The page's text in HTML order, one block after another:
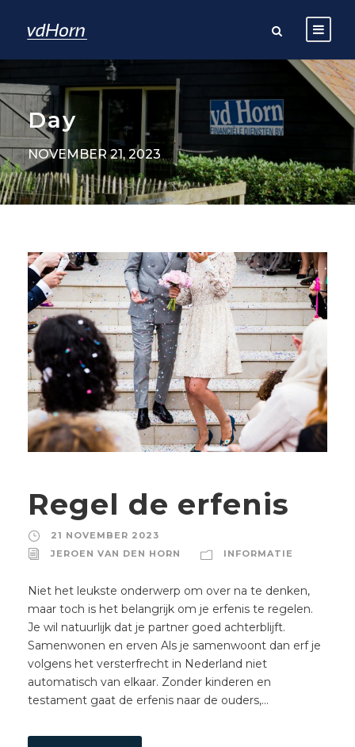
Day
NOVEMBER 21, 2023
Regel de erfenis
21 NOVEMBER 2023
JEROEN VAN DEN HORN
INFORMATIE
Niet het leukste onderwerp om over na te denken,
maar toch is het belangrijk om je erfenis te regelen.
Je wil natuurlijk dat je partner goed achterblijft.
Samenwonen en erven Als je samenwoont dan erf je
volgens het versterfrecht in Nederland niet
automatisch van elkaar. Zonder kinderen en
testament gaat de erfenis naar de ouders,...